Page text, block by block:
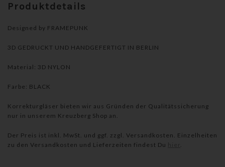
Produktdetails
Designed by FRAMEPUNK
3D GEDRUCKT UND HANDGEFERTIGT IN BERLIN
Material: 3D NYLON
Farbe: BLACK
Korrekturgläser bieten wir aus Gründen der Qualitätssicherung
nur in unserem Kreuzberg Shop an.
Der Preis ist inkl. MwSt. und ggf. zzgl. Versandkosten. Einzelheiten
zu den Versandkosten und Lieferzeiten findest Du